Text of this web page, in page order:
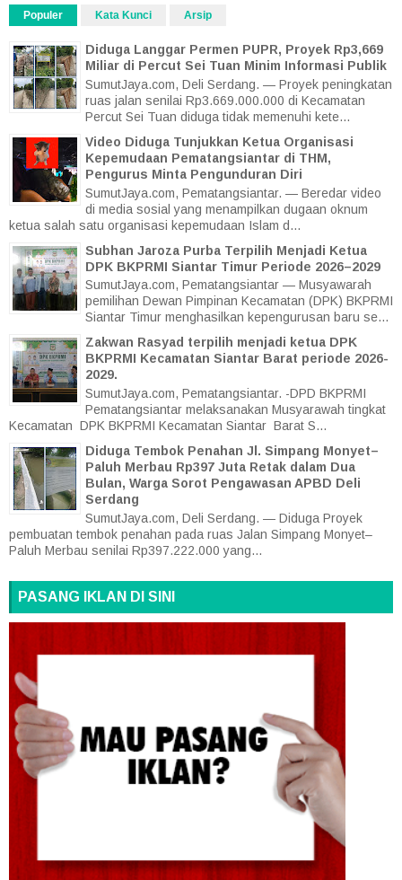
Populer Kata Kunci Arsip
Diduga Langgar Permen PUPR, Proyek Rp3,669
Miliar di Percut Sei Tuan Minim Informasi Publik
SumutJaya.com, Deli Serdang. — Proyek peningkatan
ruas jalan senilai Rp3.669.000.000 di Kecamatan
Percut Sei Tuan diduga tidak memenuhi kete...
Video Diduga Tunjukkan Ketua Organisasi
Kepemudaan Pematangsiantar di THM,
Pengurus Minta Pengunduran Diri
SumutJaya.com, Pematangsiantar. — Beredar video
di media sosial yang menampilkan dugaan oknum
ketua salah satu organisasi kepemudaan Islam d...
Subhan Jaroza Purba Terpilih Menjadi Ketua
DPK BKPRMI Siantar Timur Periode 2026–2029
SumutJaya.com, Pematangsiantar — Musyawarah
pemilihan Dewan Pimpinan Kecamatan (DPK) BKPRMI
Siantar Timur menghasilkan kepengurusan baru se...
Zakwan Rasyad terpilih menjadi ketua DPK
BKPRMI Kecamatan Siantar Barat periode 2026-
2029.
SumutJaya.com, Pematangsiantar. -DPD BKPRMI
Pematangsiantar melaksanakan Musyarawah tingkat
Kecamatan DPK BKPRMI Kecamatan Siantar Barat S...
Diduga Tembok Penahan Jl. Simpang Monyet–
Paluh Merbau Rp397 Juta Retak dalam Dua
Bulan, Warga Sorot Pengawasan APBD Deli
Serdang
SumutJaya.com, Deli Serdang. — Diduga Proyek
pembuatan tembok penahan pada ruas Jalan Simpang Monyet–
Paluh Merbau senilai Rp397.222.000 yang...
PASANG IKLAN DI SINI